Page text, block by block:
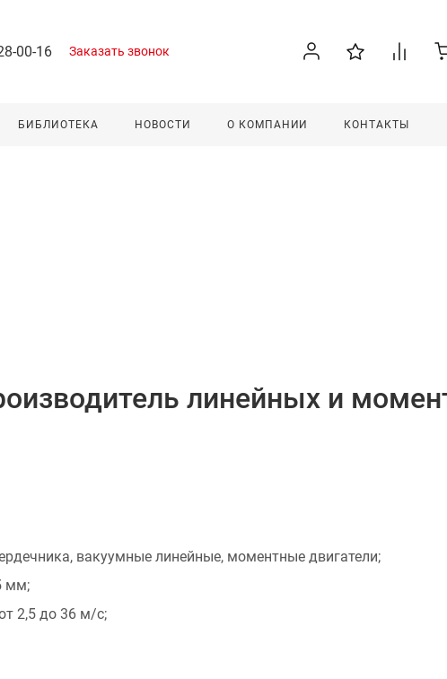
00-16 Заказать звонок
БИБЛИОТЕКА НОВОСТИ О КОМПАНИИ КОНТАКТЫ
линейных и
вакуумные линейные, моментные двигатели;
мм;
2,5 до 36 м/с;